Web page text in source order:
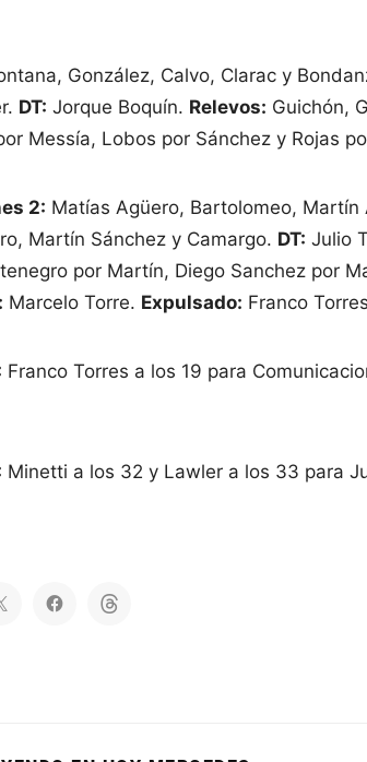
González, Calvo, Clarac y
DT: Jorque Boquín. Relevos: Guichón,
Messía, Lobos por Sánchez y Rojas
2: Matías Agüero, Bartolomeo,
Martín Sánchez y Camargo. DT: Julio
por Martín, Diego Sanchez por
Marcelo Torre. Expulsado: Franco
Franco Torres a los 19 para
Minetti a los 32 y Lawler a los 33 para